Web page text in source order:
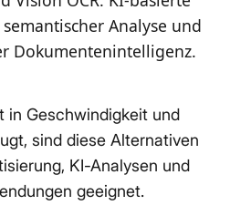
semantischer Analyse und
Dokumentenintelligenz.
in Geschwindigkeit und
sind diese Alternativen
KI-Analysen und
geeignet.